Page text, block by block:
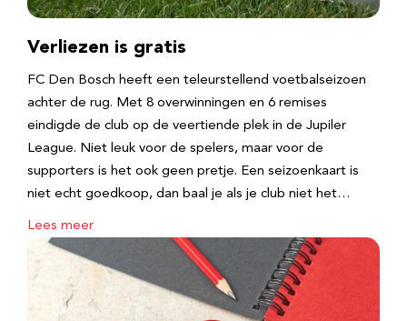
Verliezen is gratis
FC Den Bosch heeft een teleurstellend voetbalseizoen
achter de rug. Met 8 overwinningen en 6 remises
eindigde de club op de veertiende plek in de Jupiler
League. Niet leuk voor de spelers, maar voor de
supporters is het ook geen pretje. Een seizoenkaart is
niet echt goedkoop, dan baal je als je club niet het…
Lees meer